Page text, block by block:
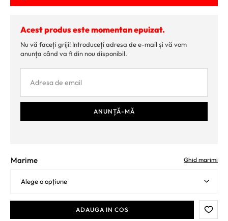
Acest produs este momentan epuizat.
Nu vă faceți griji! Introduceți adresa de e-mail și vă vom
anunța când va fi din nou disponibil.
Ghid marimi
Marime
ADAUGA IN COS